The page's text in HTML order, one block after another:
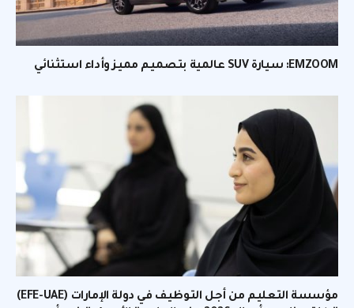
EMZOOM: سيارة SUV عالمية بتصميم مميز وأداء استثنائي
مؤسسة التعليم من أجل التوظيف في دولة الإمارات (EFE-UAE)